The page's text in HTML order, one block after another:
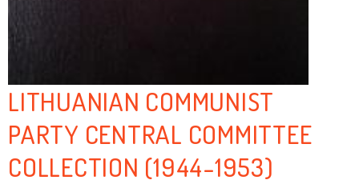
LITHUANIAN COMMUNIST
PARTY CENTRAL COMMITTEE
COLLECTION (1944-1953)